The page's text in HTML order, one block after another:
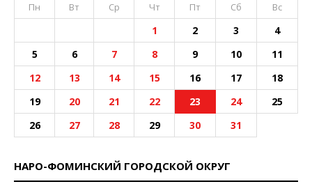
Пн
Вт Ср Чт Пт Сб Вс
1 2 3
4
5
6 7 8 9 10
11
12
13 14 15 16 17
18
19
20 21 22 23 24
25
26
27 28 29 30 31
НАРО-ФОМИНСКИЙ ГОРОДСКОЙ ОКРУГ